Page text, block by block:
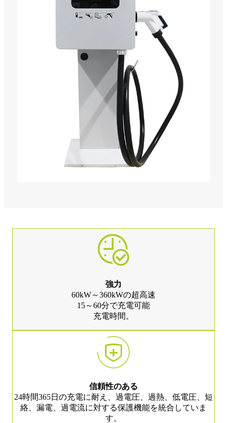
強力
60kW～360kWの超高速
15～60分で充電可能
充電時間。
信頼性のある
24時間365日の充電に耐え、過電圧、過熱、低電圧、短
絡、漏電、過電流に対する保護機能を統合していま
す。